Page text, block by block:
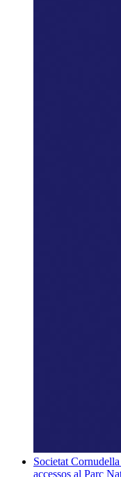
Societat
accessos al Parc